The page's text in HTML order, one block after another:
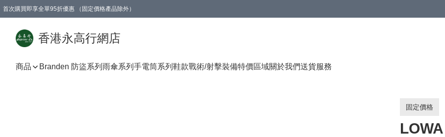
首次購買即享全單95折優惠 （固定價格產品除外）
香港永高行網店
商品 Branden 防盜系列 雨傘系列 手電筒系列 鞋款戰術/射擊裝備特價區域關於我們送貨服務
固定價格